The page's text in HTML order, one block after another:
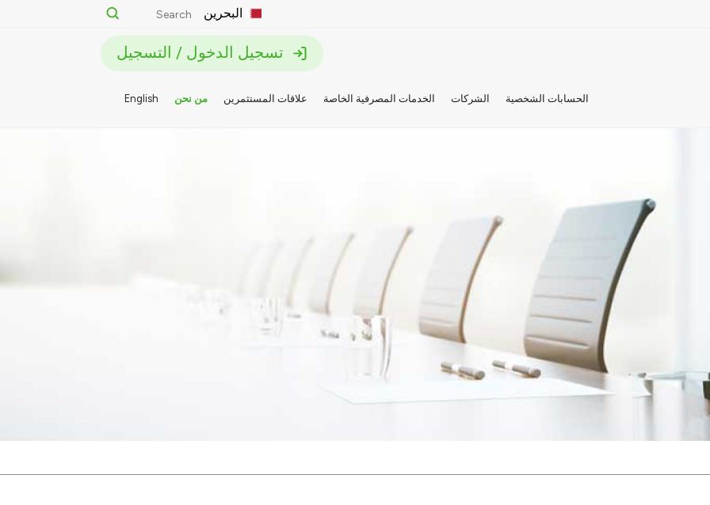
البحرين
تسجيل الدخول / التسجيل
الحسابات الشخصية الشركات الخدمات المصرفية الخاصة علاقات المستثمرين من نحن English